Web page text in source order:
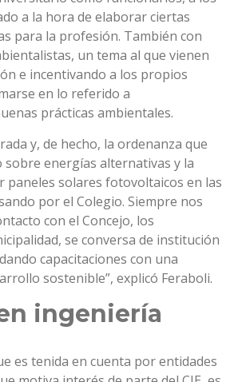
a la hora de elaborar ciertas
para la profesión. También con
un tema al que vienen
e incentivando a los propios
en lo referido a
prácticas ambientales.
y, de hecho, la ordenanza que
sobre energías alternativas y la
paneles solares fotovoltaicos en las
por el Colegio. Siempre nos
con el Concejo, los
se conversa de institución
capacitaciones con una
sostenible”, explicó Feraboli.
ingeniería
es tenida en cuenta por entidades